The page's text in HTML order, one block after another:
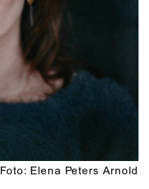
Foto: Elena Peters Arnold